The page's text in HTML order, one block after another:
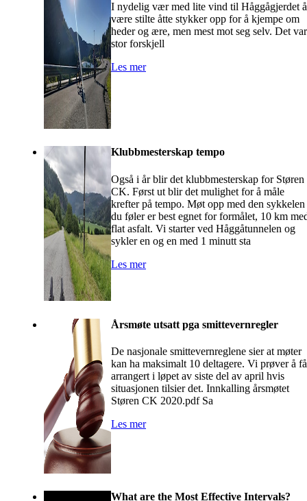
I nydelig vær med lite vind til Håggågjerdet å
være stilte åtte stykker opp for å kjempe om
heder og ære, men mest mot seg selv. Det var
stor forskjell
Les mer
Klubbmesterskap tempo
Også i år blir det klubbmesterskap for Støren
CK. Først ut blir det mulighet for å måle
krefter på tempo. Møt opp med den sykkelen
du føler er best egnet for formålet, 10 km
flat asfalt. Vi starter ved Håggåtunnelen og
sykler en og en med 1 minutt sta
Les mer
Årsmøte utsatt pga smittevernregler
De nasjonale smittevernreglene sier at møter
kan ha maksimalt 10 deltagere. Vi prøver å få
arrangert i løpet av siste del av april hvis
situasjonen tilsier det. Innkalling årsmøtet
Støren CK 2020.pdf Sa
Les mer
What are the Most Effective Intervals?